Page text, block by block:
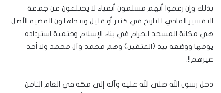
بذلك وإن زعموا أنهم مسلمون أتقياء لا يختلفون عن جماعة
التفسير المادي للتاريخ في كثير أو قليل ويتجاهلون القضية الأصل
هي مكانة المسجد الحرام في بناء الإسلام وحتمية استرداده
يومها ووضعه بيد (المتقين) وهم محمد وآل محمد ولا أحد
غيرهم!!.
دخل رسول الله صلى الله عليه وآله إلى مكة في العام الثامن